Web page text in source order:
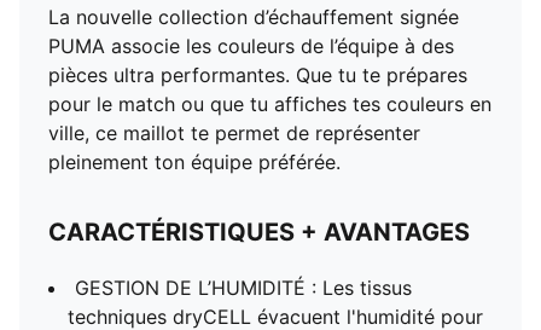
La nouvelle collection d’échauffement signée
PUMA associe les couleurs de l’équipe à des
pièces ultra performantes. Que tu te prépares
pour le match ou que tu affiches tes couleurs en
ville, ce maillot te permet de représenter
pleinement ton équipe préférée.
CARACTÉRISTIQUES + AVANTAGES
GESTION DE L’HUMIDITÉ : Les tissus
techniques dryCELL évacuent l'humidité pour